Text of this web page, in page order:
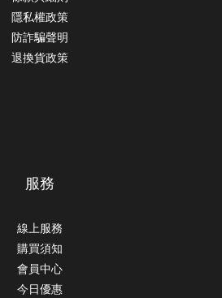
隱私權政策
防詐騙聲明
退換貨政策
服務
線上服務
購買須知
會員中心
今日優惠